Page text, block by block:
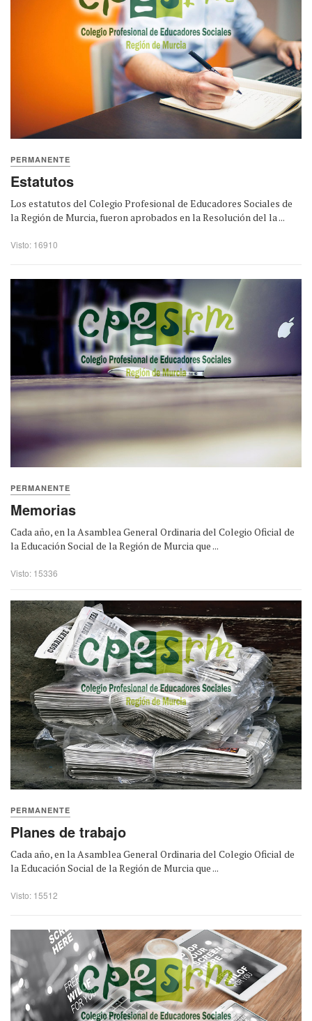
PERMANENTE
Estatutos
Los estatutos del Colegio Profesional de Educadores Sociales de
la Región de Murcia, fueron aprobados en la Resolución del la ...
Visto: 16910
PERMANENTE
Memorias
Cada año, en la Asamblea General Ordinaria del Colegio Oficial de
la Educación Social de la Región de Murcia que ...
Visto: 15336
PERMANENTE
Planes de trabajo
Cada año, en la Asamblea General Ordinaria del Colegio Oficial de
la Educación Social de la Región de Murcia que ...
Visto: 15512